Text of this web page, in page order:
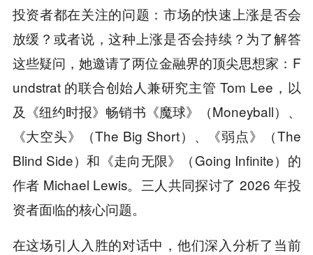
投资者都在关注的问题：市场的快速上涨是否会
放缓？或者说，这种上涨是否会持续？为了解答
这些疑问，她邀请了两位金融界的顶尖思想家：F
undstrat 的联合创始人兼研究主管 Tom Lee，以
及《纽约时报》畅销书《魔球》（Moneyball）、
《大空头》（The Big Short）、《弱点》（The
Blind Side）和《走向无限》（Going Infinite）的
作者 Michael Lewis。三人共同探讨了 2026 年投
资者面临的核心问题。
在这场引人入胜的对话中，他们深入分析了当前